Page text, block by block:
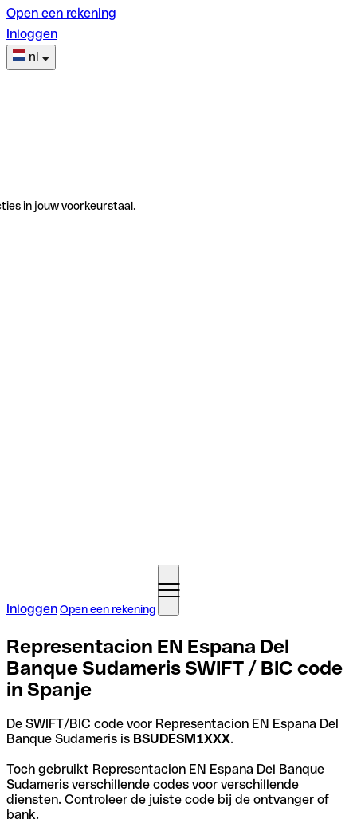
Open een rekening
Inloggen
nl
in jouw voorkeurstaal.
InloggenOpen een rekening
Representacion EN Espana Del
Banque Sudameris SWIFT / BIC code
in Spanje
De SWIFT/BIC code voor Representacion EN Espana Del
Banque Sudameris is BSUDESM1XXX.
Toch gebruikt Representacion EN Espana Del Banque
Sudameris verschillende codes voor verschillende
diensten. Controleer de juiste code bij de ontvanger of
bank.